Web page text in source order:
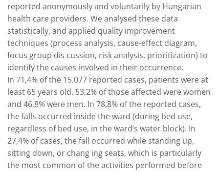
reported anonymously and voluntarily by Hungarian
health care providers. We analysed these data
statistically, and applied quality improvement
techniques (process analysis, cause-effect diagram,
focus group dis cussion, risk analysis, prioritization) to
identify the causes involved in their occurrence.
In 71,4% of the 15.077 reported cases, patients were at
least 65 years old. 53,2% of those affected were women
and 46,8% were men. In 78,8% of the reported cases,
the falls occurred inside the ward (during bed use,
regardless of bed use, in the ward’s water block). In
27,4% of cases, the fall occurred while standing up,
sitting down, or chang ing seats, which is particularly
the most common of the activities performed before